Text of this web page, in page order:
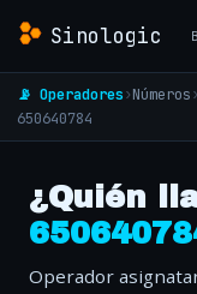
Sinologic
📡 Operadores›Números›
650640784
¿Quién
Operador